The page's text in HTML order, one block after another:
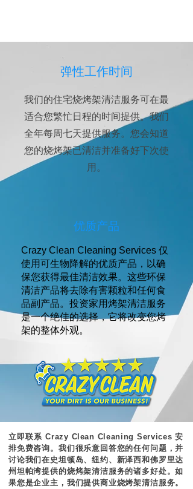
弹性工作时间
我们的住宅烧烤架清洁服务可在最
适合您繁忙日程的时间提供。我们
全年每周七天提供服务。您会知道
您的烧烤架已清洁并准备好下次使
用。
优质产品
Crazy Clean Cleaning Services 仅
使用可生物降解的优质产品，以确
保您获得最佳清洁效果。这些环保
清洁产品将去除有害颗粒和任何食
品副产品。投资家用烤架清洁服务
是一个绝佳的选择，它将改变您烤
架的整体外观。
立即联系 Crazy Clean Cleaning Services 安
排免费咨询。我们很乐意回答您的任何问题，并
讨论我们在史坦顿岛、纽约、新泽西和佛罗里达
州 坦帕湾提供的烧烤架清洁服务的诸多好处。如
果您是企业主，我们提供商业烧烤架清洁服务。